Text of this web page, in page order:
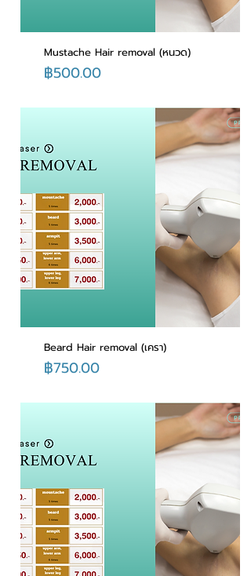
Mustache Hair removal (หนวด)
ราคา
฿500.00
Beard Hair removal (เครา)
ราคา
฿750.00